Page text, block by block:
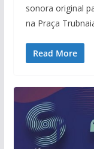
sonora original
na Praça
Read More